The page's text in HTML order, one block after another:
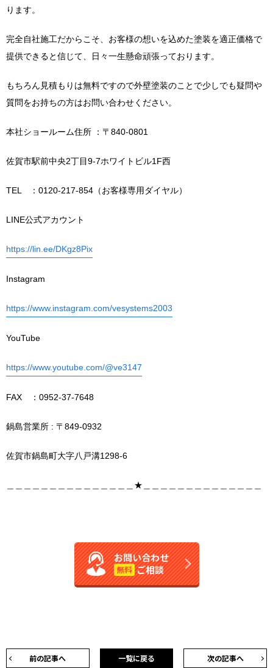
ります。
完全自社施工だからこそ、お客様の想いを込めた塗装を適正価格で
提供できると信じて、日々一生懸命頑張っております。
もちろん見積もりは無料ですので外壁塗装のことで少しでも疑問や
質問をお持ちの方はお問い合わせください。
本社ショールーム住所 ：〒840-0801
佐賀市駅前中央2丁目9-7ホワイトビル1F西
TEL ：0120-217-854（お客様専用ダイヤル）
LINE公式アカウント
https://lin.ee/DKgz8Pix
Instagram
https://www.instagram.com/vesystems2003
YouTube
https://www.youtube.com/@ve3147
FAX ：0952-37-7648
鍋島営業所 : 〒849-0932
佐賀市鍋島町大字八戸溝1298-6
＿＿＿＿＿＿＿＿＿＿＿＿＿＿＿★＿＿＿＿＿＿＿＿＿＿＿＿＿＿
お問い合わせ
無料 ご相談
前の記事へ 次の記事へ
一覧に戻る